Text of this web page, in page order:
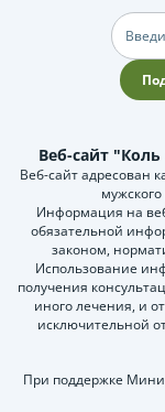
почта
Веб-сайт "Коль
Веб-сайт адресован
Информация на
обязательной
законом,
Использование
получения
иного лечения, и
исключительной
При поддержке